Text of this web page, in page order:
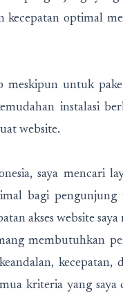
kecepatan optimal
untuk
instalasi
website.
saya mencari
bagi
akses website
membutuhkan
kecepatan,
kriteria yang saya